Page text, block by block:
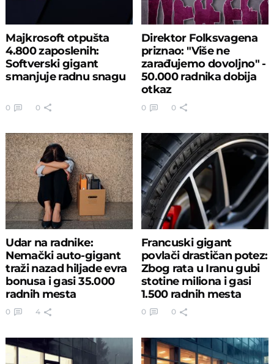
Majkrosoft otpušta
4.800 zaposlenih:
Softverski gigant
smanjuje radnu snagu
0 0
Direktor Folksvagena
priznao: "Više ne
zarađujemo dovoljno" -
50.000 radnika dobija
otkaz
0 0
Udar na radnike:
Nemački auto-gigant
traži nazad hiljade evra
bonusa i gasi 35.000
radnih mesta
0 4
Francuski gigant
povlači drastičan potez:
Zbog rata u Iranu gubi
stotine miliona i gasi
1.500 radnih mesta
0 0